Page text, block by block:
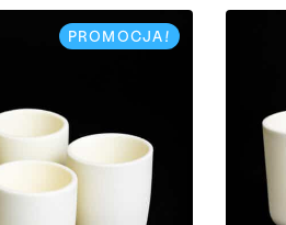
PROMOCJA!